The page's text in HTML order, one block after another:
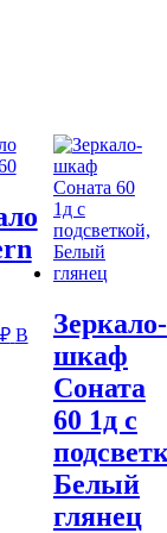
₽ В
Зеркало-
шкаф
Соната
60 1д с
Белый
глянец